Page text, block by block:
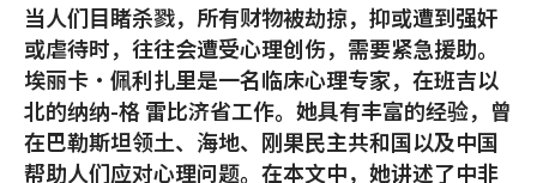
当人们目睹杀戮，所有财物被劫掠，抑或遭到强奸
或虐待时，往往会遭受心理创伤，需要紧急援助。
埃丽卡•佩利扎里是一名临床心理专家，在班吉以
北的纳纳-格 雷比济省工作。她具有丰富的经验，曾
在巴勒斯坦领土、海地、刚果民主共和国以及中国
帮助人们应对心理问题。在本文中，她讲述了中非